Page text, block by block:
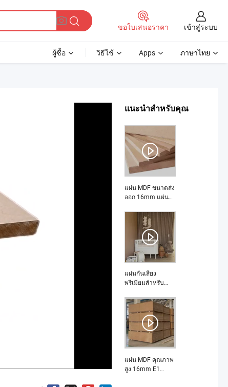
ขอใบเสนอราคา เข้าสู่ระบบ
ผู้ซื้อ วิธีใช้ Apps ภาษาไทย
แนะนำสำหรับคุณ
แผ่น MDF ขนาดส่ง
ออก 16mm แผ่น
แผ่นกันเสียง
พรีเมียมสำหรับ
ประชุมที่ดียิ่งขึ้น คือ
อะไร
แผ่น MDF คุณภาพ
สูง 16mm E1